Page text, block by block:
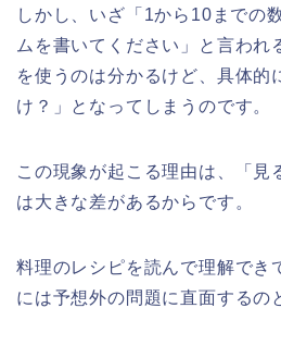
しかし、いざ「1から10までの
ムを書いてください」と言われ
を使うのは分かるけど、具体的
け？」となってしまうのです。
この現象が起こる理由は、「見
は大きな差があるからです。
料理のレシピを読んで理解でき
には予想外の問題に直面するの